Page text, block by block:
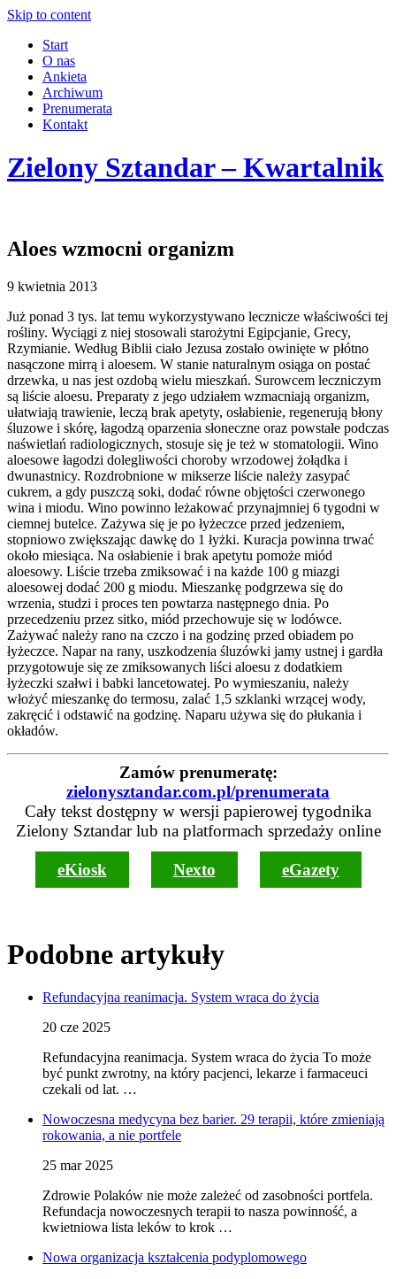
Skip to content
Start
O nas
Ankieta
Archiwum
Prenumerata
Kontakt
Zielony Sztandar – Kwartalnik
Aloes wzmocni organizm
9 kwietnia 2013
Już ponad 3 tys. lat temu wykorzystywano lecznicze właściwości tej
rośliny. Wyciągi z niej stosowali starożytni Egipcjanie, Grecy,
Rzymianie. Według Biblii ciało Jezusa zostało owinięte w płótno
nasączone mirrą i aloesem. W stanie naturalnym osiąga on postać
drzewka, u nas jest ozdobą wielu mieszkań. Surowcem leczniczym
są liście aloesu. Preparaty z jego udziałem wzmacniają organizm,
ułatwiają trawienie, leczą brak apetyty, osłabienie, regenerują błony
śluzowe i skórę, łagodzą oparzenia słoneczne oraz powstałe podczas
naświetlań radiologicznych, stosuje się je też w stomatologii. Wino
aloesowe łagodzi dolegliwości choroby wrzodowej żołądka i
dwunastnicy. Rozdrobnione w mikserze liście należy zasypać
cukrem, a gdy puszczą soki, dodać równe objętości czerwonego
wina i miodu. Wino powinno leżakować przynajmniej 6 tygodni w
ciemnej butelce. Zażywa się je po łyżeczce przed jedzeniem,
stopniowo zwiększając dawkę do 1 łyżki. Kuracja powinna trwać
około miesiąca. Na osłabienie i brak apetytu pomoże miód
aloesowy. Liście trzeba zmiksować i na każde 100 g miazgi
aloesowej dodać 200 g miodu. Mieszankę podgrzewa się do
wrzenia, studzi i proces ten powtarza następnego dnia. Po
przecedzeniu przez sitko, miód przechowuje się w lodówce.
Zażywać należy rano na czczo i na godzinę przed obiadem po
łyżeczce. Napar na rany, uszkodzenia śluzówki jamy ustnej i gardła
przygotowuje się ze zmiksowanych liści aloesu z dodatkiem
łyżeczki szałwi i babki lancetowatej. Po wymieszaniu, należy
włożyć mieszankę do termosu, zalać 1,5 szklanki wrzącej wody,
zakręcić i odstawić na godzinę. Naparu używa się do płukania i
okładów.
Zamów prenumeratę:
zielonysztandar.com.pl/prenumerata
Cały tekst dostępny w wersji papierowej tygodnika
Zielony Sztandar lub na platformach sprzedaży online
eKiosk Nexto eGazety
Podobne artykuły
Refundacyjna reanimacja. System wraca do życia
20 cze 2025
Refundacyjna reanimacja. System wraca do życia To może
być punkt zwrotny, na który pacjenci, lekarze i farmaceuci
czekali od lat. …
Nowoczesna medycyna bez barier. 29 terapii, które zmieniają
rokowania, a nie portfele
25 mar 2025
Zdrowie Polaków nie może zależeć od zasobności portfela.
Refundacja nowoczesnych terapii to nasza powinność, a
kwietniowa lista leków to krok …
Nowa organizacja kształcenia podyplomowego